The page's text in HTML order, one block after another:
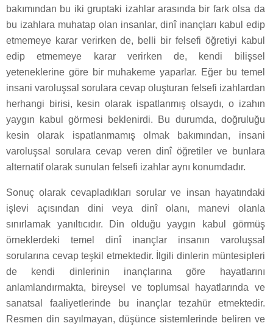
bakımından bu iki gruptaki izahlar arasında bir fark olsa da
bu izahlara muhatap olan insanlar, dinî inançları kabul edip
etmemeye karar verirken de, belli bir felsefi öğretiyi kabul
edip etmemeye karar verirken de, kendi bilişsel
yeteneklerine göre bir muhakeme yaparlar. Eğer bu temel
insani varoluşsal sorulara cevap oluşturan felsefi izahlardan
herhangi birisi, kesin olarak ispatlanmış olsaydı, o izahın
yaygın kabul görmesi beklenirdi. Bu durumda, doğruluğu
kesin olarak ispatlanmamış olmak bakımından, insani
varoluşsal sorulara cevap veren dinî öğretiler ve bunlara
alternatif olarak sunulan felsefi izahlar aynı konumdadır.
Sonuç olarak cevapladıkları sorular ve insan hayatındaki
işlevi açısından dini veya dinî olanı, manevi olanla
sınırlamak yanıltıcıdır. Din olduğu yaygın kabul görmüş
örneklerdeki temel dinî inançlar insanın varoluşsal
sorularına cevap teşkil etmektedir. İlgili dinlerin müntesipleri
de kendi dinlerinin inançlarına göre hayatlarını
anlamlandırmakta, bireysel ve toplumsal hayatlarında ve
sanatsal faaliyetlerinde bu inançlar tezahür etmektedir.
Resmen din sayılmayan, düşünce sistemlerinde beliren ve